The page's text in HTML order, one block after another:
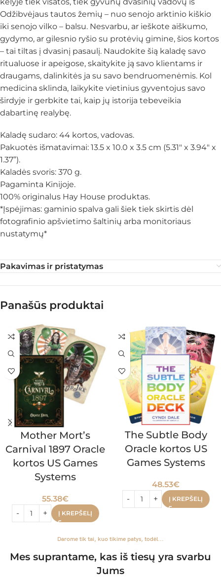
Odžibvėjaus tautos žemių – nuo senojo arktinio kiškio
iki senojo vilko – balsu. Nesvarbu, ar ieškote aiškumo,
gydymo, ar gilesnio ryšio su protėvių gimine, šios kortos
– tai tiltas į dvasinį pasaulį. Naudokite šią kaladę savo
ritualuose ir apeigose, skaitykite ją savo klientams ir
draugams, dalinkitės ja su savo bendruomenėmis. Kol
medicina sklinda, laikykite vietinius gyventojus savo
širdyje ir gerbkite tai, kaip jų istorija tebeveikia
dabartinę realybę.
Kaladę sudaro: 44 kortos, vadovas.
Pakuotės išmatavimai: 13.5 x 10.0 x 3.5 cm (5.31″ x 3.94″ x
1.37”).
Kaladės svoris: 370 g.
Pagaminta Kinijoje.
100% originalus Hay House produktas.
*Įspėjimas: gaminio spalva gali šiek tiek skirtis dėl
fotografinio apšvietimo šaltinių arba monitoriaus
nustatymų*
Pakavimas ir pristatymas
Panašūs produktai
Mother Mort’s
Carnival 1897 Oracle
kortos US Games
Systems
55.38€
Į KREPŠELĮ
The Subtle Body
Oracle kortos US
Games Systems
48.53€
Į KREPŠELĮ
Darome tik tai, kuo tikime patys, todėl...
Mes suprantame, kas iš tiesų yra svarbu
Jums